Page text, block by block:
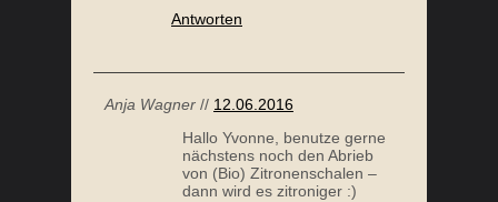
Antworten
Anja Wagner // 12.06.2016
Hallo Yvonne, benutze gerne
nächstens noch den Abrieb
von (Bio) Zitronenschalen –
dann wird es zitroniger :)